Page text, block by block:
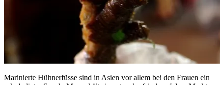
Marinierte Hühnerfüsse sind in Asien vor allem bei den Frauen ein